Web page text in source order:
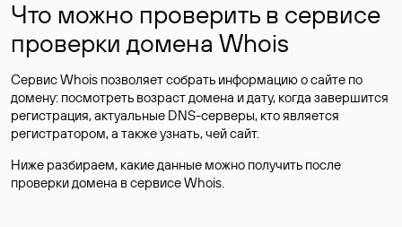
Что можно проверить в сервисе
проверки домена Whois
Сервис Whois позволяет собрать информацию о сайте по
домену: посмотреть возраст домена и дату, когда завершится
регистрация, актуальные DNS-серверы, кто является
регистратором, а также узнать, чей сайт.
Ниже разбираем, какие данные можно получить после
проверки домена в сервисе Whois.